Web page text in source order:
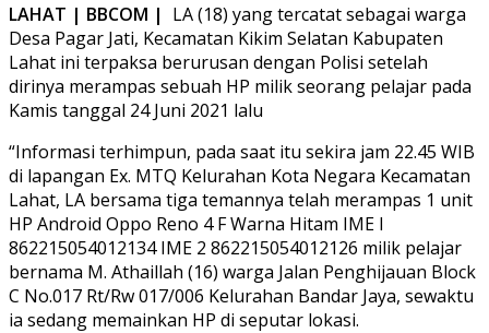
LAHAT | BBCOM | LA (18) yang tercatat sebagai warga
Desa Pagar Jati, Kecamatan Kikim Selatan Kabupaten
Lahat ini terpaksa berurusan dengan Polisi setelah
dirinya merampas sebuah HP milik seorang pelajar pada
Kamis tanggal 24 Juni 2021 lalu
“Informasi terhimpun, pada saat itu sekira jam 22.45 WIB
di lapangan Ex. MTQ Kelurahan Kota Negara Kecamatan
Lahat, LA bersama tiga temannya telah merampas 1 unit
HP Android Oppo Reno 4 F Warna Hitam IME I
862215054012134 IME 2 862215054012126 milik pelajar
bernama M. Athaillah (16) warga Jalan Penghijauan Block
C No.017 Rt/Rw 017/006 Kelurahan Bandar Jaya, sewaktu
ia sedang memainkan HP di seputar lokasi.